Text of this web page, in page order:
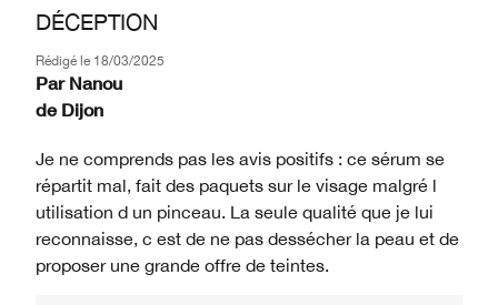
DÉCEPTION
Rédigé le 18/03/2025
Par Nanou
de Dijon
Je ne comprends pas les avis positifs : ce sérum se
répartit mal, fait des paquets sur le visage malgré l
utilisation d un pinceau. La seule qualité que je lui
reconnaisse, c est de ne pas dessécher la peau et de
proposer une grande offre de teintes.